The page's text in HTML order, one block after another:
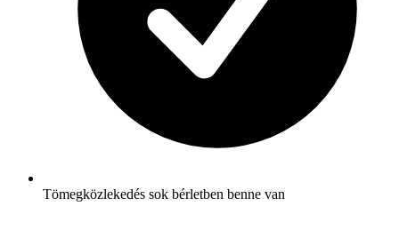
Tömegközlekedés sok bérletben benne van